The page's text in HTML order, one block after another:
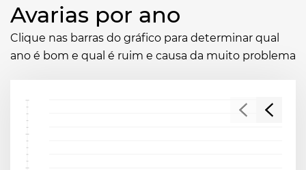
Avarias por ano
Clique nas barras do gráfico para determinar qual
ano é bom e qual é ruim e causa da muito problema